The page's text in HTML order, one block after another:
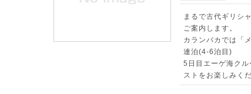
まるで古代ギリシ
ご案内します。
カランバカでは「
連泊(4-6泊目)
5日目エーゲ海ク
ストをお楽しみくだ